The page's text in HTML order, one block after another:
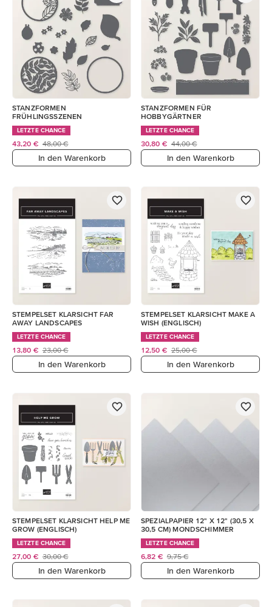
STANZFORMEN
FRÜHLINGSSZENEN
LETZTE CHANCE
43,20 € 48,00 €
In den Warenkorb
STANZFORMEN FÜR
HOBBYGÄRTNER
LETZTE CHANCE
30,80 € 44,00 €
In den Warenkorb
STEMPELSET KLARSICHT FAR
AWAY LANDSCAPES
LETZTE CHANCE
13,80 € 23,00 €
In den Warenkorb
STEMPELSET KLARSICHT MAKE A
WISH (ENGLISCH)
LETZTE CHANCE
12,50 € 25,00 €
In den Warenkorb
STEMPELSET KLARSICHT HELP ME
GROW (ENGLISCH)
LETZTE CHANCE
27,00 € 30,00 €
In den Warenkorb
SPEZIALPAPIER 12" X 12" (30,5 X
30,5 CM) MONDSCHIMMER
LETZTE CHANCE
6,82 € 9,75 €
In den Warenkorb